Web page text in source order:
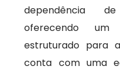
dependência
oferecendo
estruturado para
conta com uma